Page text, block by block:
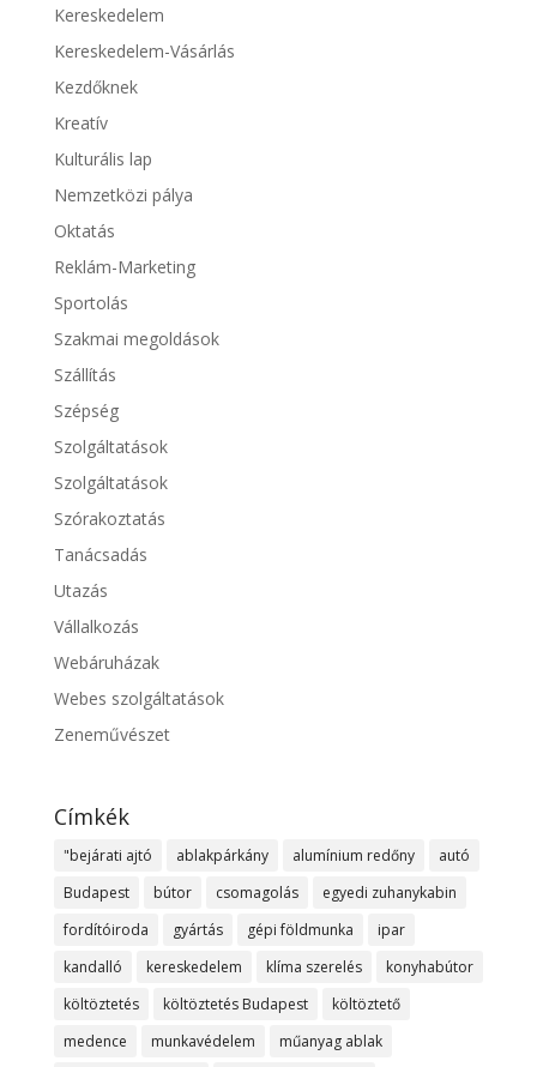
Kereskedelem
Kereskedelem-Vásárlás
Kezdőknek
Kreatív
Kulturális lap
Nemzetközi pálya
Oktatás
Reklám-Marketing
Sportolás
Szakmai megoldások
Szállítás
Szépség
Szolgáltatások
Szolgáltatások
Szórakoztatás
Tanácsadás
Utazás
Vállalkozás
Webáruházak
Webes szolgáltatások
Zeneművészet
Címkék
"bejárati ajtó ablakpárkány alumínium redőny
autó
Budapest
bútor csomagolás
egyedi zuhanykabin
fordítóiroda
gyártás gépi földmunka
ipar
kandalló
kereskedelem klíma szerelés
konyhabútor
költöztetés
költöztetés Budapest
költöztető
medence
munkavédelem műanyag ablak